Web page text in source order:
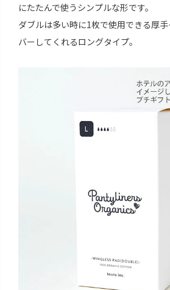
にたたんで使うシンプルな形です。
ダブルは多い時に1枚で使用できる厚
バーしてくれるロングタイプ。